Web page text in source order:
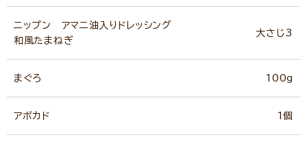
ニップン アマニ油入りドレッシング
和風たまねぎ
大さじ3
まぐろ 100g
アボカド 1個